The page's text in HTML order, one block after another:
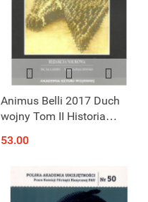
Animus Belli 2017 Duch
wojny Tom II Historia
na polu walki
53.00